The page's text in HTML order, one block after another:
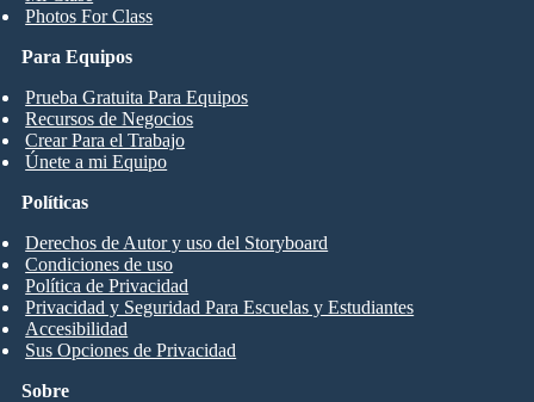
Photos For Class
Para Equipos
Prueba Gratuita Para Equipos
Recursos de Negocios
Crear Para el Trabajo
Únete a mi Equipo
Sobre
Políticas
Derechos de Autor y uso del Storyboard
Condiciones de uso
Política de Privacidad
Privacidad y Seguridad Para Escuelas y Estudiantes
Accesibilidad
Sus Opciones de Privacidad